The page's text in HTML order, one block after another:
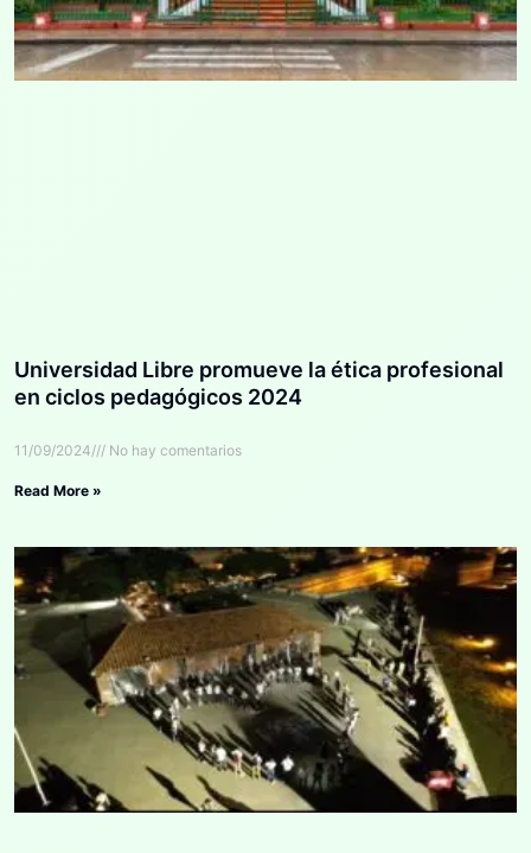
Universidad Libre promueve la ética profesional
en ciclos pedagógicos 2024
11/09/2024 No hay comentarios
Read More »